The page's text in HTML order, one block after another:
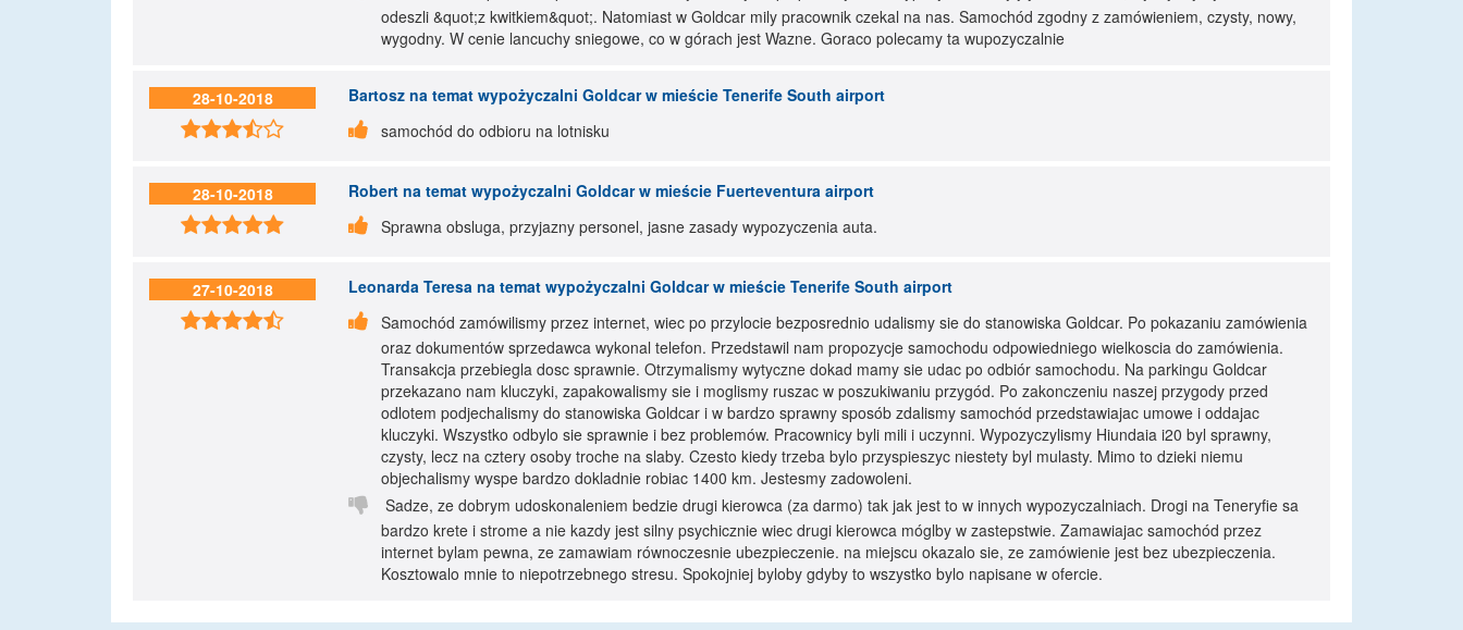
odeszli &quot;z kwitkiem&quot;. Natomiast w Goldcar mily pracownik czekal na nas. Samochód zgodny z zamówieniem, czysty, nowy,
wygodny. W cenie lancuchy sniegowe, co w górach jest Wazne. Goraco polecamy ta wupozyczalnie
28-10-2018

Bartosz na temat wypożyczalni Goldcar w mieście Tenerife South airport

samochód do odbioru na lotnisku
28-10-2018

Robert na temat wypożyczalni Goldcar w mieście Fuerteventura airport

Sprawna obsluga, przyjazny personel, jasne zasady wypozyczenia auta.
27-10-2018

Leonarda Teresa na temat wypożyczalni Goldcar w mieście Tenerife South airport

Samochód zamówilismy przez internet, wiec po przylocie bezposrednio udalismy sie do stanowiska Goldcar. Po pokazaniu zamówienia
oraz dokumentów sprzedawca wykonal telefon. Przedstawil nam propozycje samochodu odpowiedniego wielkoscia do zamówienia.
Transakcja przebiegla dosc sprawnie. Otrzymalismy wytyczne dokad mamy sie udac po odbiór samochodu. Na parkingu Goldcar
przekazano nam kluczyki, zapakowalismy sie i moglismy ruszac w poszukiwaniu przygód. Po zakonczeniu naszej przygody przed
odlotem podjechalismy do stanowiska Goldcar i w bardzo sprawny sposób zdalismy samochód przedstawiajac umowe i oddajac
kluczyki. Wszystko odbylo sie sprawnie i bez problemów. Pracownicy byli mili i uczynni. Wypozyczylismy Hiundaia i20 byl sprawny,
czysty, lecz na cztery osoby troche na slaby. Czesto kiedy trzeba bylo przyspieszyc niestety byl mulasty. Mimo to dzieki niemu
objechalismy wyspe bardzo dokladnie robiac 1400 km. Jestesmy zadowoleni.

Sadze, ze dobrym udoskonaleniem bedzie drugi kierowca (za darmo) tak jak jest to w innych wypozyczalniach. Drogi na Teneryfie sa
bardzo krete i strome a nie kazdy jest silny psychicznie wiec drugi kierowca móglby w zastepstwie. Zamawiajac samochód przez
internet bylam pewna, ze zamawiam równoczesnie ubezpieczenie. na miejscu okazalo sie, ze zamówienie jest bez ubezpieczenia.
Kosztowalo mnie to niepotrzebnego stresu. Spokojniej byloby gdyby to wszystko bylo napisane w ofercie.